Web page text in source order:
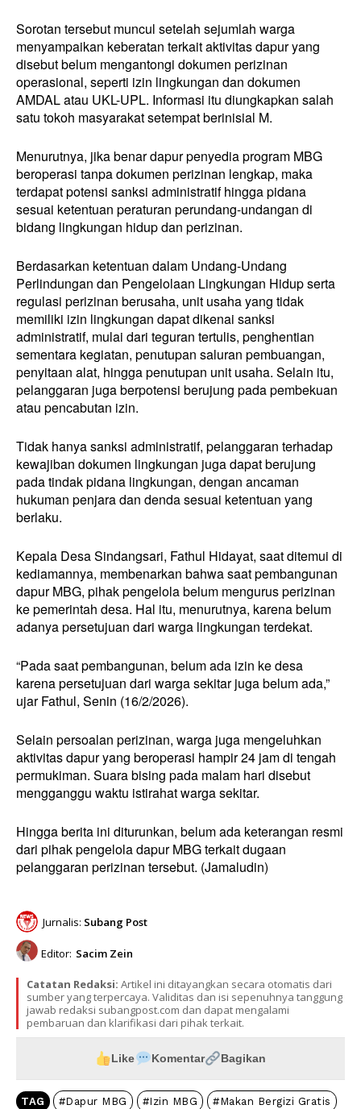
Sorotan tersebut muncul setelah sejumlah warga
menyampaikan keberatan terkait aktivitas dapur yang
disebut belum mengantongi dokumen perizinan
operasional, seperti izin lingkungan dan dokumen
AMDAL atau UKL-UPL. Informasi itu diungkapkan salah
satu tokoh masyarakat setempat berinisial M.
Menurutnya, jika benar dapur penyedia program MBG
beroperasi tanpa dokumen perizinan lengkap, maka
terdapat potensi sanksi administratif hingga pidana
sesuai ketentuan peraturan perundang-undangan di
bidang lingkungan hidup dan perizinan.
Berdasarkan ketentuan dalam Undang-Undang
Perlindungan dan Pengelolaan Lingkungan Hidup serta
regulasi perizinan berusaha, unit usaha yang tidak
memiliki izin lingkungan dapat dikenai sanksi
administratif, mulai dari teguran tertulis, penghentian
sementara kegiatan, penutupan saluran pembuangan,
penyitaan alat, hingga penutupan unit usaha. Selain itu,
pelanggaran juga berpotensi berujung pada pembekuan
atau pencabutan izin.
Tidak hanya sanksi administratif, pelanggaran terhadap
kewajiban dokumen lingkungan juga dapat berujung
pada tindak pidana lingkungan, dengan ancaman
hukuman penjara dan denda sesuai ketentuan yang
berlaku.
Kepala Desa Sindangsari, Fathul Hidayat, saat ditemui di
kediamannya, membenarkan bahwa saat pembangunan
dapur MBG, pihak pengelola belum mengurus perizinan
ke pemerintah desa. Hal itu, menurutnya, karena belum
adanya persetujuan dari warga lingkungan terdekat.
“Pada saat pembangunan, belum ada izin ke desa
karena persetujuan dari warga sekitar juga belum ada,”
ujar Fathul, Senin (16/2/2026).
Selain persoalan perizinan, warga juga mengeluhkan
aktivitas dapur yang beroperasi hampir 24 jam di tengah
permukiman. Suara bising pada malam hari disebut
mengganggu waktu istirahat warga sekitar.
Hingga berita ini diturunkan, belum ada keterangan resmi
dari pihak pengelola dapur MBG terkait dugaan
pelanggaran perizinan tersebut. (Jamaludin)
Jurnalis: Subang Post
Editor: Sacim Zein
Catatan Redaksi: Artikel ini ditayangkan secara otomatis dari
sumber yang terpercaya. Validitas dan isi sepenuhnya tanggung
jawab redaksi subangpost.com dan dapat mengalami
pembaruan dan klarifikasi dari pihak terkait.
Like Komentar Bagikan
TAG #Dapur MBG #Izin MBG #Makan Bergizi Gratis